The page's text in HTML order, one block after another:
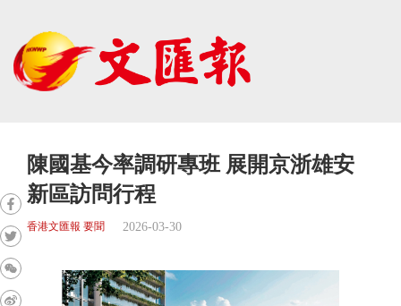
陳國基今率調研專班 展開京浙雄安
新區訪問行程
香港文匯報 要聞 2026-03-30